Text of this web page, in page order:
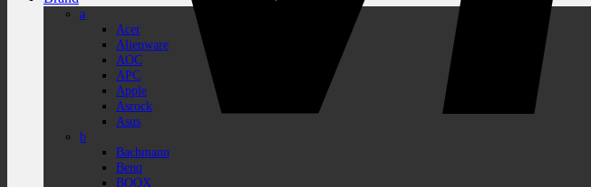
a
Acer
Alienware
AOC
APC
Apple
Asrock
Asus
b
Bachmann
Benq
BOOX